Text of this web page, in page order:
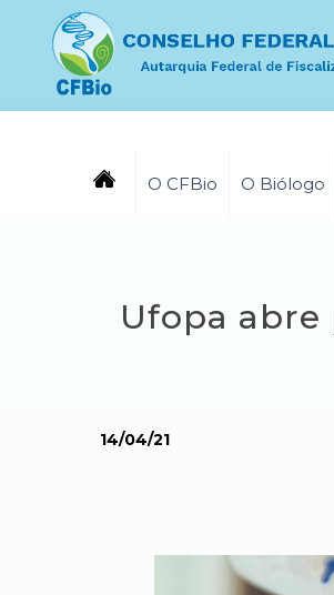
O CFBio O Biólogo
Ufopa abre
14/04/21